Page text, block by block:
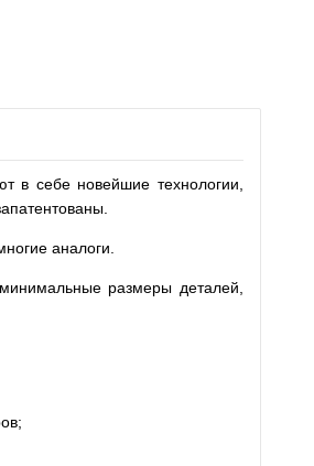
в себе новейшие технологии,
аналоги.
размеры деталей,